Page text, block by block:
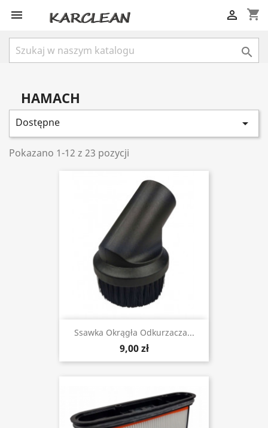
 shopping_cart


HAMACH
Dostępne 
Pokazano 1-12 z 23 pozycji
Ssawka Okrągła Odkurzacza...
9,00 zł